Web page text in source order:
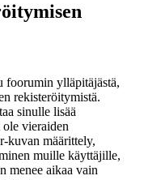
foorumin ylläpitäjästä,
rekisteröitymistä.
sinulle lisää
vieraiden
kuvan määrittely,
muille käyttäjille,
menee aikaa vain